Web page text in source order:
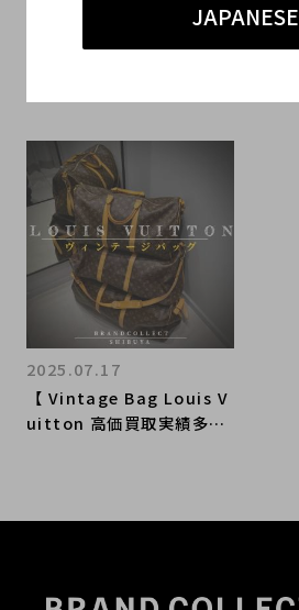
JAPANESE
【 Vintage Bag Louis V
uitton 高価買取実績多
店へ
2025.07.17